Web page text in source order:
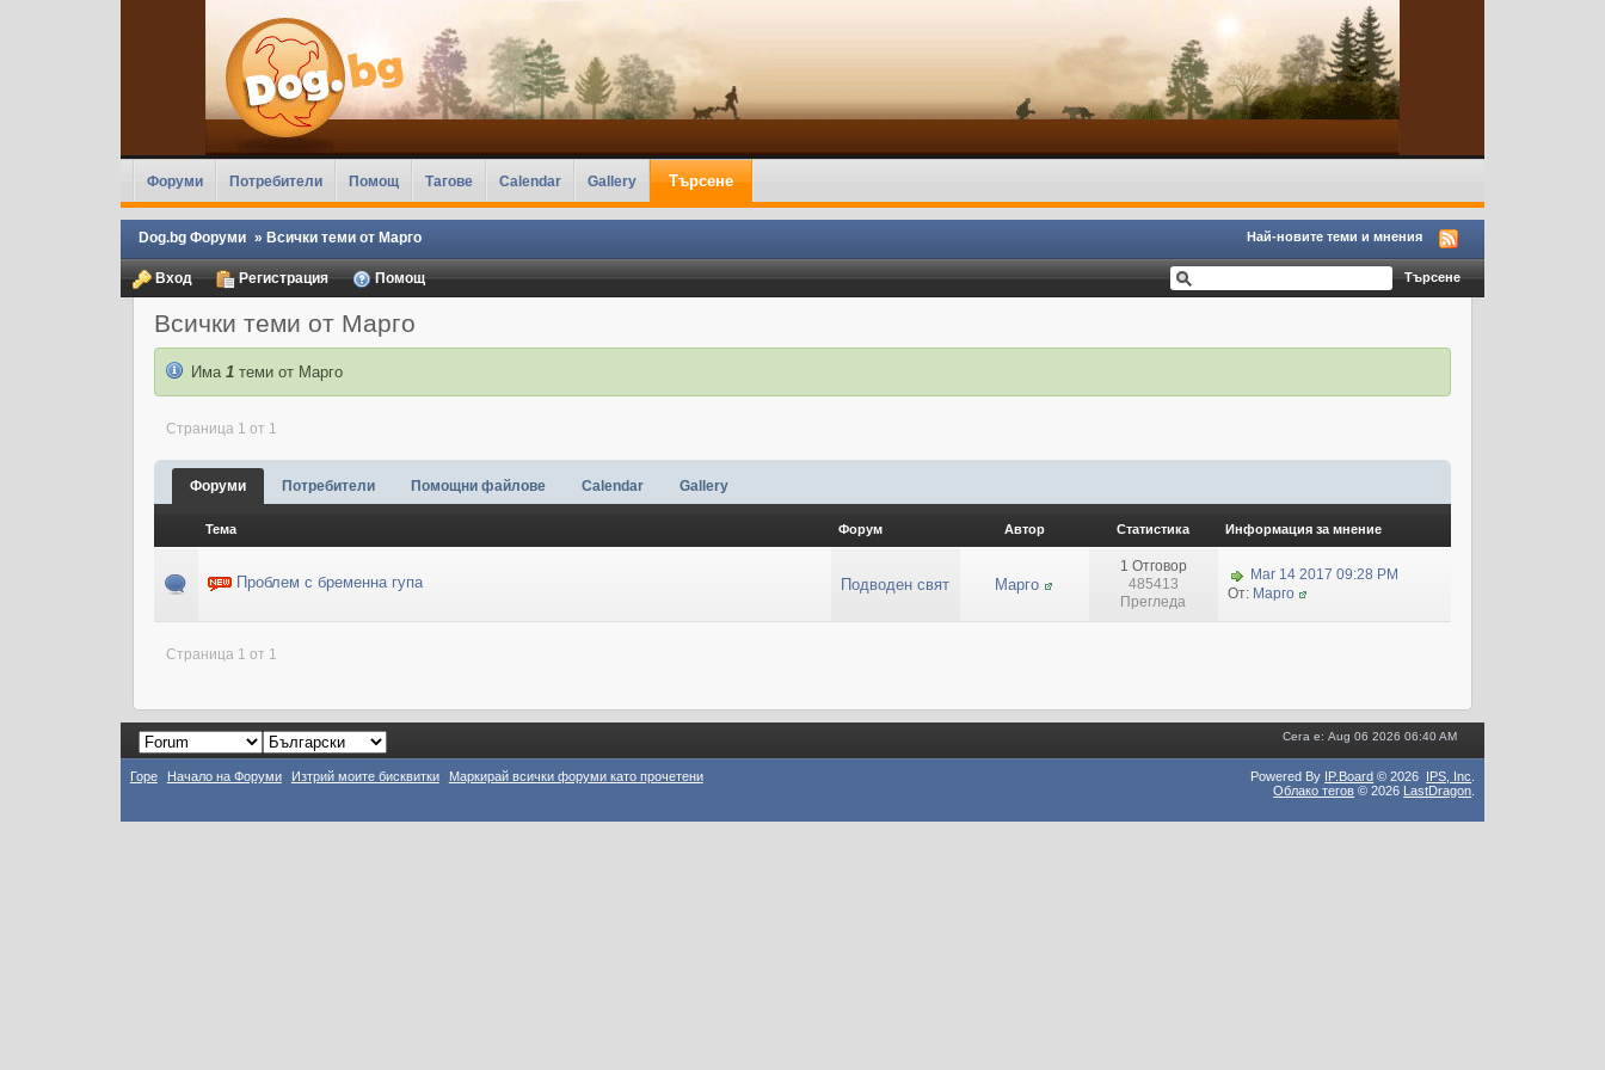
Форуми Потребители Помощ Тагове Calendar Gallery Търсене
Dog.bg Форуми » Всички теми от Марго Най-новите теми и мнения
Вход Регистрация Помощ
Всички теми от Марго
Има 1теми от Марго
Страница 1 от 1
Форуми Потребители Помощни файлове Calendar Gallery
Тема Форум Автор Статистика Информация за мнение
Проблем с бременна гупа Подводен свят Марго
1 Отговор
485413
Прегледа
Mar 14 2017 09:28 PM
От: Марго
Страница 1 от 1
Сега е: Aug 06 2026 06:40 AM
Горе Начало на Форуми Изтрий моите бисквитки Маркирай всички форуми като прочетени Powered By IP.Board © 2026 IPS, Inc
Облако тегов © 2026 LastDragon